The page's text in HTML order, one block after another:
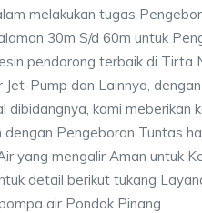
melakukan tugas
30m S/d 60m untuk
pendorong terbaik di Tirta
Jet-Pump dan Lainnya,
dibidangnya, kami meberikan
dengan Pengeboran Tuntas
yang mengalir Aman untuk
detail berikut tukang
air Pondok Pinang